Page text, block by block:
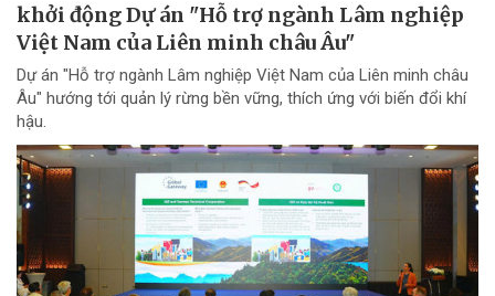
khởi động Dự án "Hỗ trợ ngành Lâm nghiệp
Việt Nam của Liên minh châu Âu"
Dự án "Hỗ trợ ngành Lâm nghiệp Việt Nam của Liên minh châu
Âu" hướng tới quản lý rừng bền vững, thích ứng với biến đổi khí
hậu.